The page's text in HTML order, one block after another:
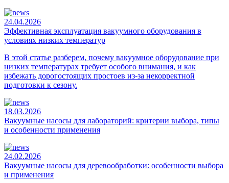
24.04.2026
Эффективная эксплуатация вакуумного оборудования в
условиях низких температур
В этой статье разберем, почему вакуумное оборудование при
низких температурах требует особого внимания, и как
избежать дорогостоящих простоев из-за некорректной
подготовки к сезону.
18.03.2026
Вакуумные насосы для лабораторий: критерии выбора, типы
и особенности применения
24.02.2026
Вакуумные насосы для деревообработки: особенности выбора
и применения